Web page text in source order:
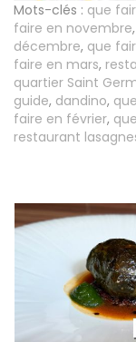
Mots-clés : que
faire en novembre,
décembre, que
faire en mars,
quartier Saint
guide, dandino,
faire en février,
restaurant